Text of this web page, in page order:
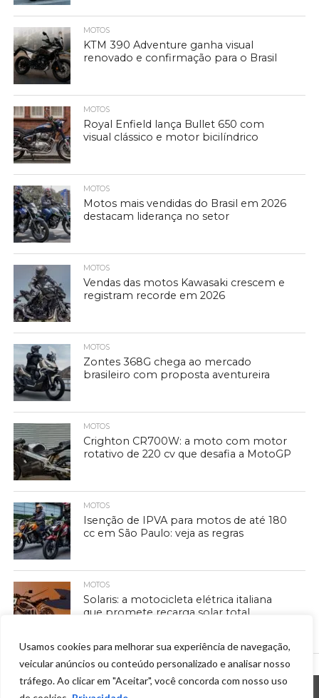
Usamos cookies para melhorar sua experiência de navegação,
veicular anúncios ou conteúdo personalizado e analisar nosso
tráfego. Ao clicar em "Aceitar", você concorda com nosso uso
MOTOS
KTM 390 Adventure ganha visual
renovado e confirmação para o Brasil
MOTOS
Royal Enfield lança Bullet 650 com
visual clássico e motor bicilíndrico
MOTOS
Motos mais vendidas do Brasil em 2026
destacam liderança no setor
MOTOS
Vendas das motos Kawasaki crescem e
registram recorde em 2026
MOTOS
Zontes 368G chega ao mercado
brasileiro com proposta aventureira
MOTOS
Crighton CR700W: a moto com motor
rotativo de 220 cv que desafia a MotoGP
MOTOS
Isenção de IPVA para motos de até 180
cc em São Paulo: veja as regras
MOTOS
Solaris: a motocicleta elétrica italiana
que promete recarga solar total